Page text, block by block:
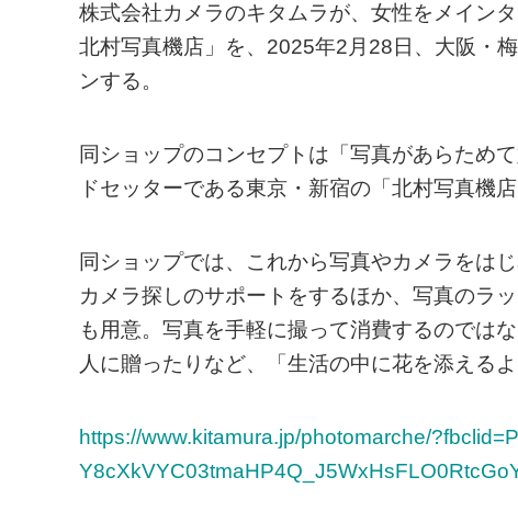
株式会社カメラのキタムラが、女性をメイン
北村写真機店」を、2025年2月28日、大阪・
ンする。
同ショップのコンセプトは「写真があらため
ドセッターである東京・新宿の「北村写真機
同ショップでは、これから写真やカメラをは
カメラ探しのサポートをするほか、写真のラ
も用意。写真を手軽に撮って消費するのでは
人に贈ったりなど、「生活の中に花を添える
https://www.kitamura.jp/photomarche/